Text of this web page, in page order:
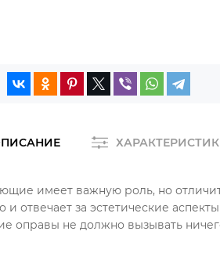
имеет важную роль, но
отвечает за эстетические
не должно вызывать